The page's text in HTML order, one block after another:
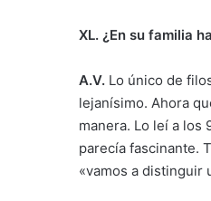
XL. ¿En su familia
A.V. Lo único de
lejanísimo. Ahora
manera. Lo leí a los
parecía fascinante.
«vamos a distinguir